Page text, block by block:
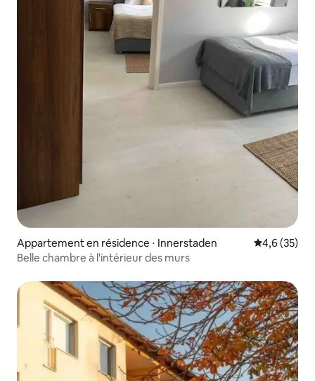
Appartement en résidence ⋅ Innerstaden Évaluation
4,6 (35)
Belle chambre à l'intérieur des murs